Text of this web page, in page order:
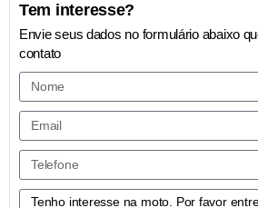
Tem interesse?
Envie seus dados no formulário abaixo
contato